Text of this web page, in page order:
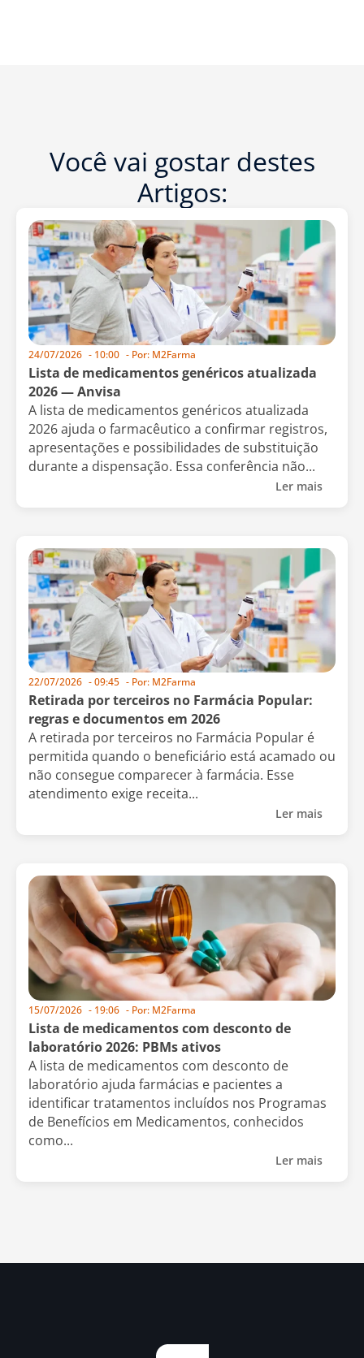
Você vai gostar destes
Artigos:
24/07/2026 - 10:00 - Por: M2Farma
Lista de medicamentos genéricos atualizada
2026 — Anvisa
A lista de medicamentos genéricos atualizada
2026 ajuda o farmacêutico a confirmar registros,
apresentações e possibilidades de substituição
durante a dispensação. Essa conferência não...
Ler mais
22/07/2026 -09:45 - Por: M2Farma
Retirada por terceiros no Farmácia Popular:
regras e documentos em 2026
A retirada por terceiros no Farmácia Popular é
permitida quando o beneficiário está acamado ou
não consegue comparecer à farmácia. Esse
atendimento exige receita...
Ler mais
15/07/2026 - 19:06 - Por: M2Farma
Lista de medicamentos com desconto de
laboratório 2026: PBMs ativos
A lista de medicamentos com desconto de
laboratório ajuda farmácias e pacientes a
identificar tratamentos incluídos nos Programas
de Benefícios em Medicamentos, conhecidos
como...
Ler mais